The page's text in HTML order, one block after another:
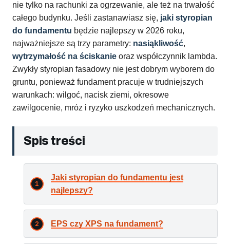
nie tylko na rachunki za ogrzewanie, ale też na trwałość
całego budynku. Jeśli zastanawiasz się, jaki styropian
do fundamentu będzie najlepszy w 2026 roku,
najważniejsze są trzy parametry: nasiąkliwość,
wytrzymałość na ściskanie oraz współczynnik lambda.
Zwykły styropian fasadowy nie jest dobrym wyborem do
gruntu, ponieważ fundament pracuje w trudniejszych
warunkach: wilgoć, nacisk ziemi, okresowe
zawilgocenie, mróz i ryzyko uszkodzeń mechanicznych.
Spis treści
Jaki styropian do fundamentu jest
najlepszy?
EPS czy XPS na fundament?